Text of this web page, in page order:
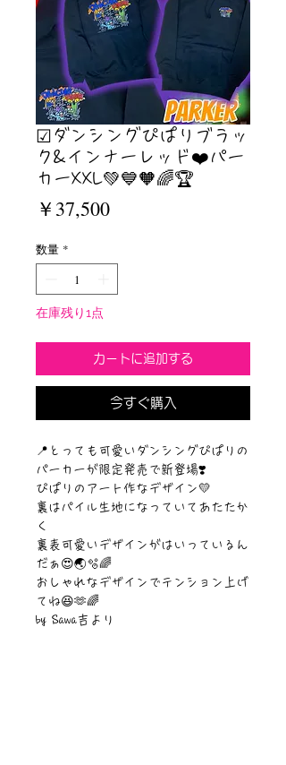
☑︎ダンシングぴぱりブラッ
ク&インナーレッド❤️パー
カーXXL💚💙🧡🌈🏆
￥37,500価
数量 *
在庫残り1点
カートに追加する
今すぐ購入
📍とっても可愛いダンシングぴぱりの
パーカーが限定発売で新登場❣️
ぴぱりのアート作なデザイン💛
裏はパイル生地になっていてあたたか
く
裏表可愛いデザインがはいっているん
だぁ😍🌏🫧🌈
おしゃれなデザインでテンション上げ
てね😆🫶🌈
by Sawa吉より